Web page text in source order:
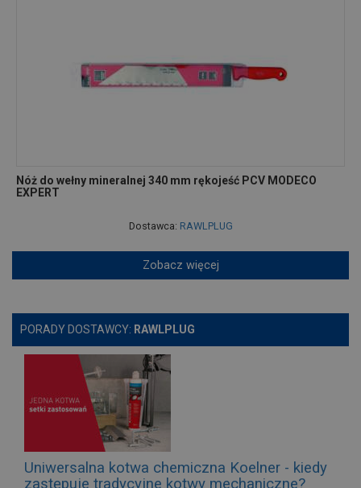
Nóż do wełny mineralnej 340 mm rękojeść PCV MODECO
EXPERT
Dostawca: RAWLPLUG
Zobacz więcej
PORADY DOSTAWCY: RAWLPLUG
Uniwersalna kotwa chemiczna Koelner - kiedy
zastępuje tradycyjne kotwy mechaniczne?